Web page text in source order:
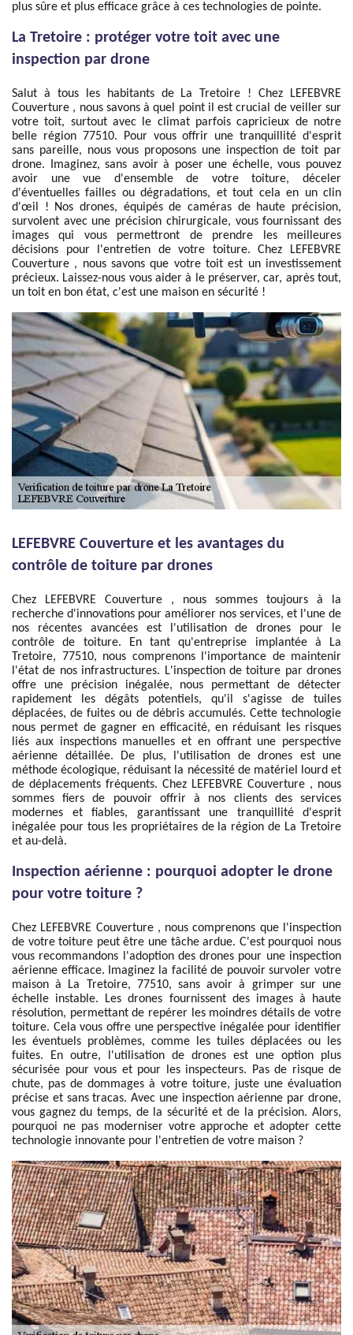
plus sûre et plus efficace grâce à ces technologies de pointe.
La Tretoire : protéger votre toit avec une
inspection par drone
Salut à tous les habitants de La Tretoire ! Chez LEFEBVRE
Couverture , nous savons à quel point il est crucial de veiller sur
votre toit, surtout avec le climat parfois capricieux de notre
belle région 77510. Pour vous offrir une tranquillité d'esprit
sans pareille, nous vous proposons une inspection de toit par
drone. Imaginez, sans avoir à poser une échelle, vous pouvez
avoir une vue d'ensemble de votre toiture, déceler
d'éventuelles failles ou dégradations, et tout cela en un clin
d'œil ! Nos drones, équipés de caméras de haute précision,
survolent avec une précision chirurgicale, vous fournissant des
images qui vous permettront de prendre les meilleures
décisions pour l'entretien de votre toiture. Chez LEFEBVRE
Couverture , nous savons que votre toit est un investissement
précieux. Laissez-nous vous aider à le préserver, car, après tout,
un toit en bon état, c'est une maison en sécurité !
LEFEBVRE Couverture et les avantages du
contrôle de toiture par drones
Chez LEFEBVRE Couverture , nous sommes toujours à la
recherche d'innovations pour améliorer nos services, et l'une de
nos récentes avancées est l'utilisation de drones pour le
contrôle de toiture. En tant qu'entreprise implantée à La
Tretoire, 77510, nous comprenons l'importance de maintenir
l'état de nos infrastructures. L'inspection de toiture par drones
offre une précision inégalée, nous permettant de détecter
rapidement les dégâts potentiels, qu'il s'agisse de tuiles
déplacées, de fuites ou de débris accumulés. Cette technologie
nous permet de gagner en efficacité, en réduisant les risques
liés aux inspections manuelles et en offrant une perspective
aérienne détaillée. De plus, l'utilisation de drones est une
méthode écologique, réduisant la nécessité de matériel lourd et
de déplacements fréquents. Chez LEFEBVRE Couverture , nous
sommes fiers de pouvoir offrir à nos clients des services
modernes et fiables, garantissant une tranquillité d'esprit
inégalée pour tous les propriétaires de la région de La Tretoire
et au-delà.
Inspection aérienne : pourquoi adopter le drone
pour votre toiture ?
Chez LEFEBVRE Couverture , nous comprenons que l'inspection
de votre toiture peut être une tâche ardue. C'est pourquoi nous
vous recommandons l'adoption des drones pour une inspection
aérienne efficace. Imaginez la facilité de pouvoir survoler votre
maison à La Tretoire, 77510, sans avoir à grimper sur une
échelle instable. Les drones fournissent des images à haute
résolution, permettant de repérer les moindres détails de votre
toiture. Cela vous offre une perspective inégalée pour identifier
les éventuels problèmes, comme les tuiles déplacées ou les
fuites. En outre, l'utilisation de drones est une option plus
sécurisée pour vous et pour les inspecteurs. Pas de risque de
chute, pas de dommages à votre toiture, juste une évaluation
précise et sans tracas. Avec une inspection aérienne par drone,
vous gagnez du temps, de la sécurité et de la précision. Alors,
pourquoi ne pas moderniser votre approche et adopter cette
technologie innovante pour l'entretien de votre maison ?